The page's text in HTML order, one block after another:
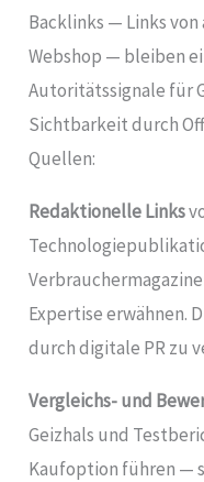
Backlinks — Links
Webshop — bleiben
Autoritätssignale für
Sichtbarkeit durch
Quellen:
Redaktionelle Links
Expertise erwähnen.
durch digitale PR zu
Vergleichs- und
Geizhals und
Kaufoption führen —